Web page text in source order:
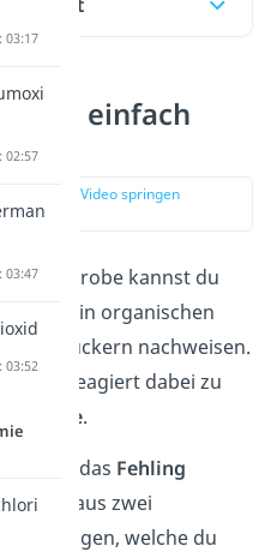
Probe einfach
zur Stelle im Video springen
Probe kannst du
in organischen
wie Zuckern nachweisen.
reagiert dabei zu
.
du das Fehling
aus zwei
Lösungen, welche du
03:17
02:57
03:47
03:52